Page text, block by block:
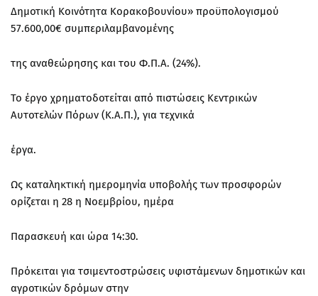
Δημοτική Κοινότητα Κορακοβουνίου» προϋπολογισμού
57.600,00€ συμπεριλαμβανομένης
της αναθεώρησης και του Φ.Π.Α. (24%).
Το έργο χρηματοδοτείται από πιστώσεις Κεντρικών
Αυτοτελών Πόρων (Κ.Α.Π.), για τεχνικά
έργα.
Ως καταληκτική ημερομηνία υποβολής των προσφορών
ορίζεται η 28 η Νοεμβρίου, ημέρα
Παρασκευή και ώρα 14:30.
Πρόκειται για τσιμεντοστρώσεις υφιστάμενων δημοτικών και
αγροτικών δρόμων στην